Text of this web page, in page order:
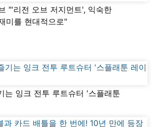
"'리전 오브 저지먼트', 익숙한
미를 현대적으로"
는 잉크 전투 루트슈터 '스플래툰